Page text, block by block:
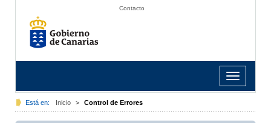
Contacto
Toggle
navigation
Está en: Inicio > Control de Errores